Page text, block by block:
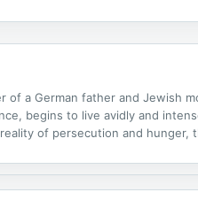
a German father and Jewish
begins to live avidly and
of persecution and